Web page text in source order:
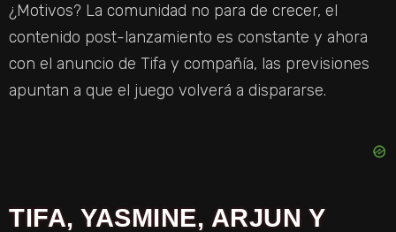
¿Motivos? La comunidad no para de crecer, el
contenido post-lanzamiento es constante y ahora
con el anuncio de Tifa y compañía, las previsiones
apuntan a que el juego volverá a dispararse.
TIFA, YASMINE, ARJUN Y